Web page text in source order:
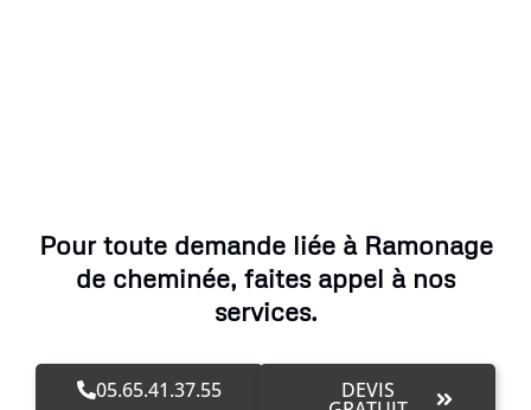
Pour toute demande liée à Ramonage
de cheminée, faites appel à nos
services.
05.65.41.37.55 DEVIS